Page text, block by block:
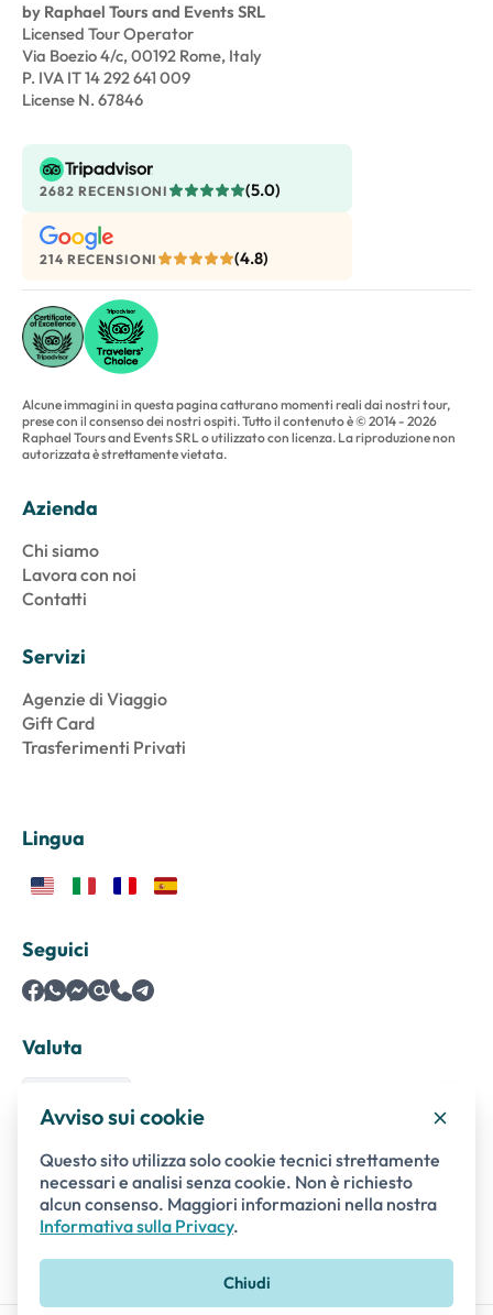
by Raphael Tours and Events SRL
Licensed Tour Operator
Via Boezio 4/c, 00192 Rome, Italy
P. IVA IT 14 292 641 009
License N. 67846
2682 RECENSIONI (5.0)
214 RECENSIONI (4.8)
Alcune immagini in questa pagina catturano momenti reali dai nostri tour,
prese con il consenso dei nostri ospiti. Tutto il contenuto è © 2014 - 2026
Raphael Tours and Events SRL o utilizzato con licenza. La riproduzione non
autorizzata è strettamente vietata.
Azienda
Chi siamo
Lavora con noi
Contatti
Servizi
Agenzie di Viaggio
Gift Card
Trasferimenti Privati
Lingua
Seguici
Valuta
Pagamenti sicuri con
Avviso sui cookie
Questo sito utilizza solo cookie tecnici strettamente
necessari e analisi senza cookie. Non è richiesto
alcun consenso. Maggiori informazioni nella nostra
Informativa sulla Privacy.
Chiudi